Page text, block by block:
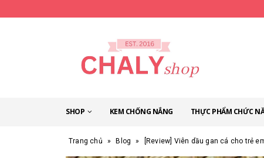
SHOP KEM CHỐNG NẮNG THỰC PHẨM CHỨC
Trang chủ » Blog » [Review] Viên dầu gan cá cho trẻ